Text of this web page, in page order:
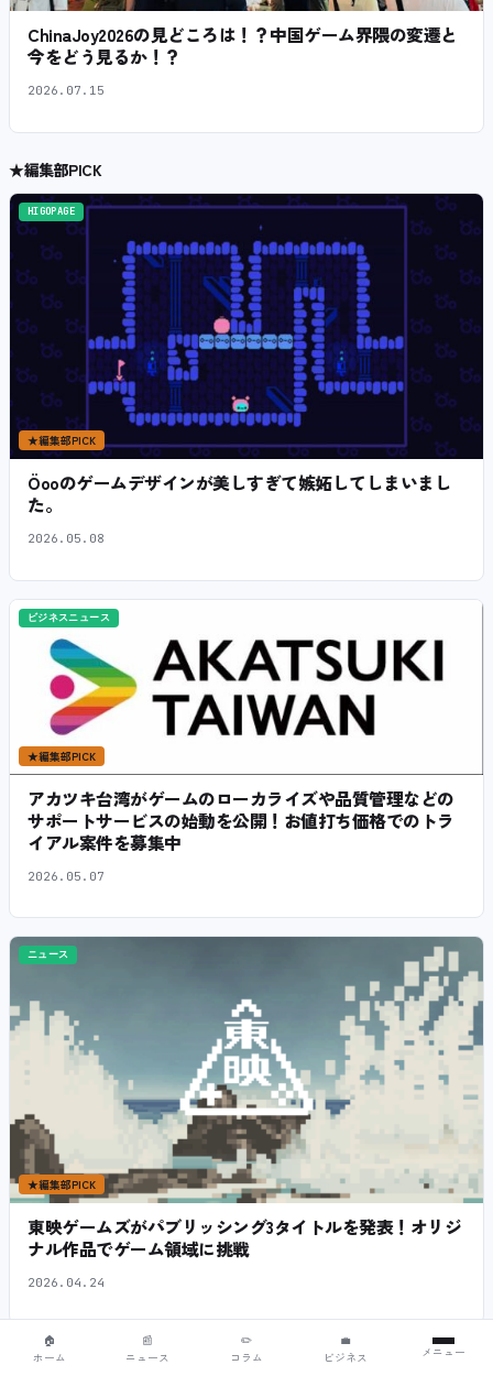
ChinaJoy2026の見どころは！？中国ゲーム界隈の変遷と
今をどう見るか！？
2026.07.15
★編集部PICK
HIGOPAGE
★編集部PICK
Öooのゲームデザインが美しすぎて嫉妬してしまいまし
た。
2026.05.08
ビジネスニュース
★編集部PICK
アカツキ台湾がゲームのローカライズや品質管理などの
サポートサービスの始動を公開！お値打ち価格でのトラ
イアル案件を募集中
2026.05.07
ニュース
★編集部PICK
東映ゲームズがパブリッシング3タイトルを発表！オリジ
ナル作品でゲーム領域に挑戦
2026.04.24
SQOOL のゲーム
🏠
ホーム
📰
ニュース
✏️
コラム
💼
ビジネス
メニュー